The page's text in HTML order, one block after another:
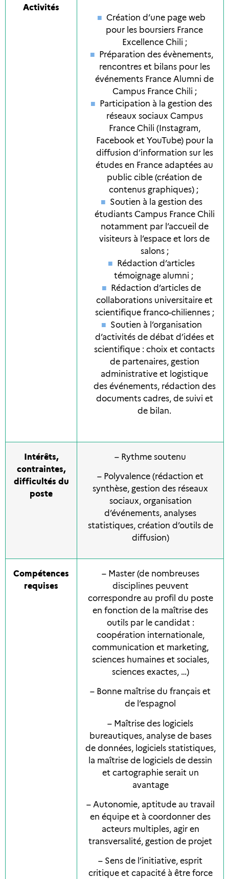
Activités
Création d’une page web
pour les boursiers France
Excellence Chili ;
Préparation des évènements,
rencontres et bilans pour les
événements France Alumni de
Campus France Chili ;
Participation à la gestion des
réseaux sociaux Campus
France Chili (Instagram,
Facebook et YouTube) pour la
diffusion d’information sur les
études en France adaptées au
public cible (création de
contenus graphiques) ;
Soutien à la gestion des
étudiants Campus France Chili
notamment par l’accueil de
visiteurs à l’espace et lors de
salons ;
Rédaction d’articles
témoignage alumni ;
Rédaction d’articles de
collaborations universitaire et
scientifique franco-chiliennes ;
Soutien à l’organisation
d’activités de débat d’idées et
scientifique : choix et contacts
de partenaires, gestion
administrative et logistique
des événements, rédaction des
documents cadres, de suivi et
de bilan.
Intérêts,
contraintes,
difficultés du
poste
– Rythme soutenu
– Polyvalence (rédaction et
synthèse, gestion des réseaux
sociaux, organisation
d’événements, analyses
statistiques, création d’outils de
diffusion)
Compétences
requises
– Master (de nombreuses
disciplines peuvent
correspondre au profil du poste
en fonction de la maîtrise des
outils par le candidat :
coopération internationale,
communication et marketing,
sciences humaines et sociales,
sciences exactes, …)
– Bonne maîtrise du français et
de l’espagnol
– Maîtrise des logiciels
bureautiques, analyse de bases
de données, logiciels statistiques,
la maîtrise de logiciels de dessin
et cartographie serait un
avantage
– Autonomie, aptitude au travail
en équipe et à coordonner des
acteurs multiples, agir en
transversalité, gestion de projet
– Sens de l’initiative, esprit
critique et capacité à être force